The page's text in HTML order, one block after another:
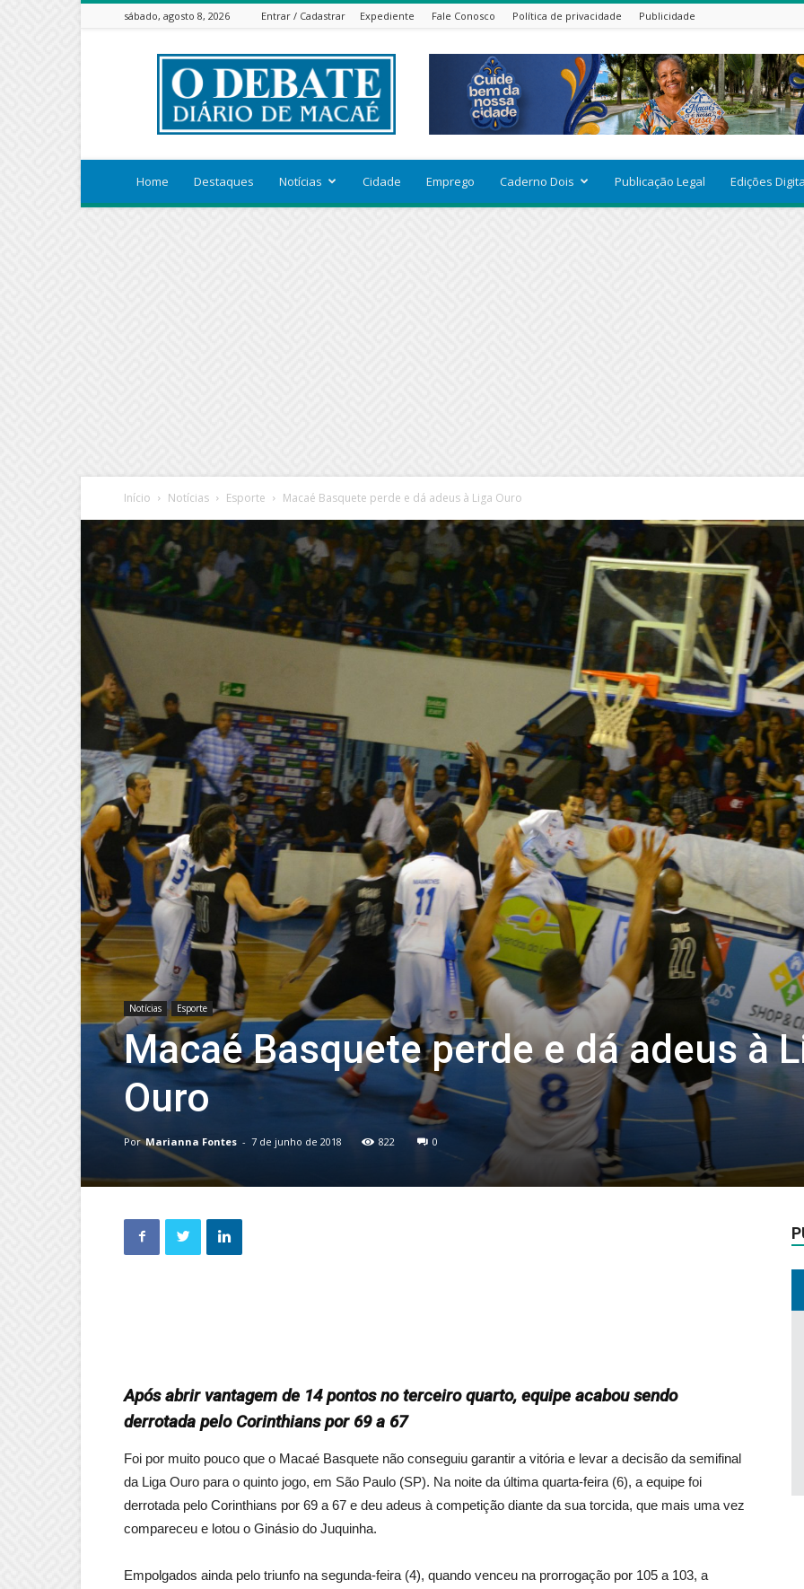
sábado, agosto 8, 2026 Entrar / Cadastrar Expediente Fale Conosco Política de privacidade Publicidade
ODEBATEON
Home Destaques Notícias Cidade Emprego Caderno Dois Publicação Legal Edições
Início Notícias Esporte Macaé Basquete perde e dá adeus à Liga Ouro
Notícias Esporte
Macaé Basquete perde e dá adeus à
Ouro
Por Marianna Fontes - 7 de junho de 2018 822 0
Após abrir vantagem de 14 pontos no terceiro quarto, equipe acabou sendo
derrotada pelo Corinthians por 69 a 67
Foi por muito pouco que o Macaé Basquete não conseguiu garantir a vitória e levar a decisão da semifinal
da Liga Ouro para o quinto jogo, em São Paulo (SP). Na noite da última quarta-feira (6), a equipe foi
derrotada pelo Corinthians por 69 a 67 e deu adeus à competição diante da sua torcida, que mais uma vez
compareceu e lotou o Ginásio do Juquinha.
Empolgados ainda pelo triunfo na segunda-feira (4), quando venceu na prorrogação por 105 a 103, a